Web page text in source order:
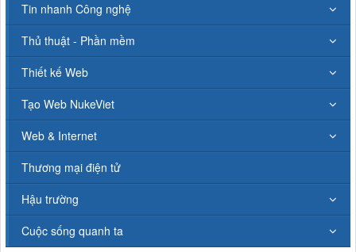
Tin nhanh Công nghệ
Thủ thuật - Phần mềm
Thiết kế Web
Tạo Web NukeViet
Web & Internet
Thương mại điện tử
Hậu trường
Cuộc sống quanh ta